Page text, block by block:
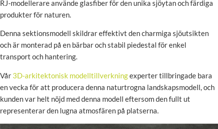
RJ-modellerare använde glasfiber för den unika sjöytan och färdiga
produkter för naturen.
Denna sektionsmodell skildrar effektivt den charmiga sjöutsikten
och är monterad på en bärbar och stabil piedestal för enkel
transport och hantering.
Vår 3D-arkitektonisk modelltillverkningexperter tillbringade bara
en vecka för att producera denna naturtrogna landskapsmodell, och
kunden var helt nöjd med denna modell eftersom den fullt ut
representerar den lugna atmosfären på platserna.